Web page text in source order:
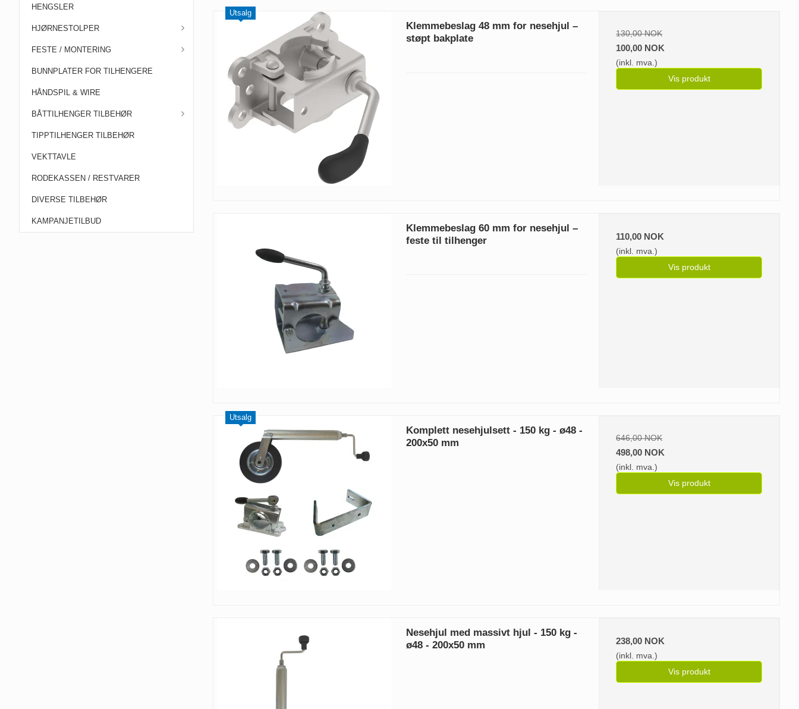
HENGSLER
HJØRNESTOLPER
FESTE / MONTERING
BUNNPLATER FOR TILHENGERE
HÅNDSPIL & WIRE
BÅTTILHENGER TILBEHØR
TIPPTILHENGER TILBEHØR
VEKTTAVLE
RODEKASSEN / RESTVARER
DIVERSE TILBEHØR
KAMPANJETILBUD
Utsalg
Klemmebeslag 48 mm for nesehjul –
støpt bakplate
130,00 NOK
100,00 NOK
(inkl. mva.)
Vis produkt
Klemmebeslag 60 mm for nesehjul –
feste til tilhenger
110,00 NOK
(inkl. mva.)
Vis produkt
Utsalg
Komplett nesehjulsett - 150 kg - ø48 -
200x50 mm
646,00 NOK
498,00 NOK
(inkl. mva.)
Vis produkt
Nesehjul med massivt hjul - 150 kg -
ø48 - 200x50 mm
238,00 NOK
(inkl. mva.)
Vis produkt